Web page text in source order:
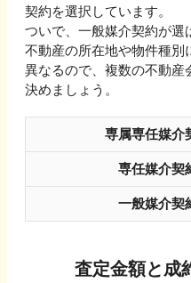
契約を選択しています。
ついで、一般媒介契約が選
不動産の所在地や物件種別
異なるので、複数の不動産
決めましょう。
専属専任媒介
専任媒介契
一般媒介契
査定金額と成